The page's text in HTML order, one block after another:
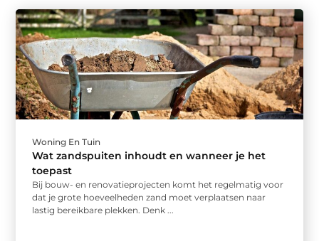
Woning En Tuin
Wat zandspuiten inhoudt en wanneer je het
toepast
Bij bouw- en renovatieprojecten komt het regelmatig voor
dat je grote hoeveelheden zand moet verplaatsen naar
lastig bereikbare plekken. Denk ...